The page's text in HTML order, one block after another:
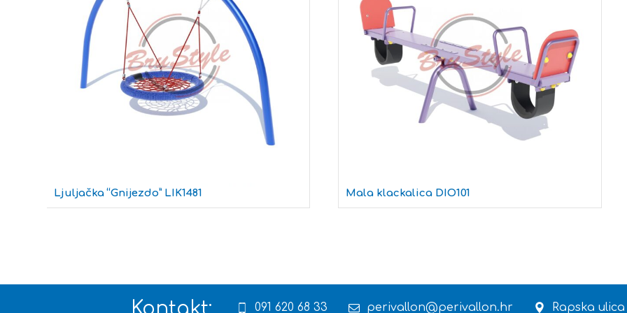
Ljuljačka “Gnijezdo” LIK1481 Mala klackalica DIO101
091 620 68 33 perivallon@perivallon.hr Rapska